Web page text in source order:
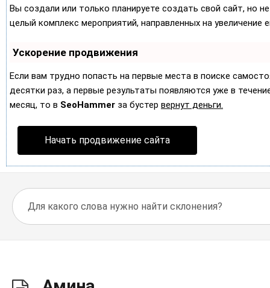
Вы создали или только планируете создать свой сайт, но
целый комплекс мероприятий, направленных на
Ускорение продвижения
Если вам трудно попасть на первые места в поиске
десятки раз, а первые результаты появляются уже в
месяц, то в SeoHammer за бустер вернут деньги.
Начать продвижение сайта